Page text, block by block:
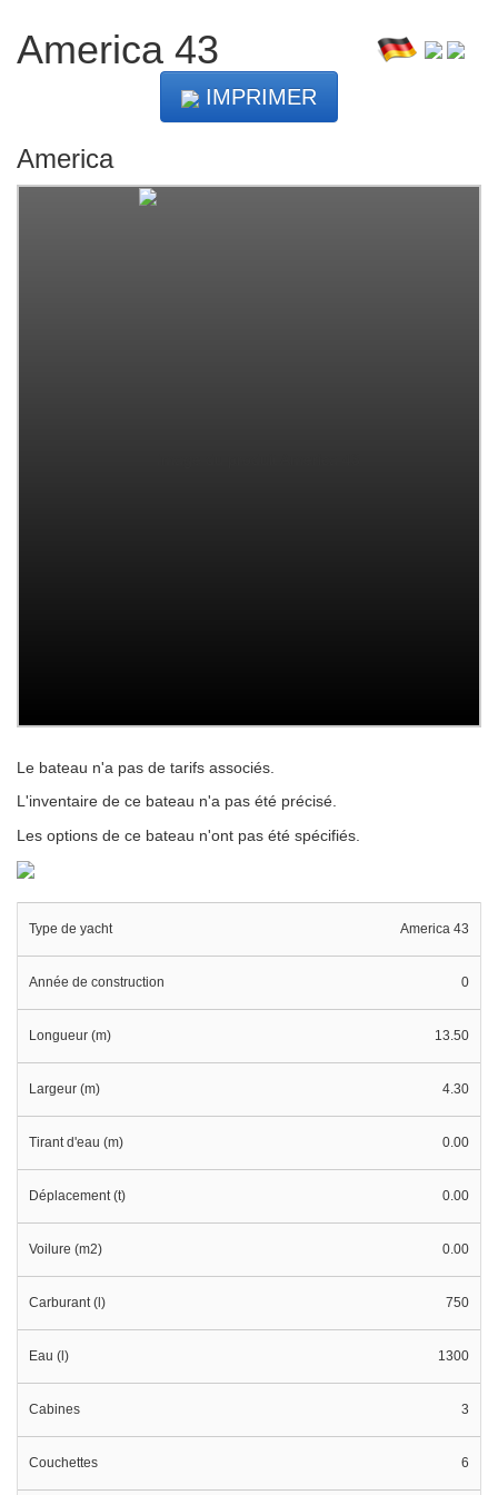
America 43
IMPRIMER
America
Le bateau n'a pas de tarifs associés.
L'inventaire de ce bateau n'a pas été précisé.
Les options de ce bateau n'ont pas été spécifiés.
Type de yacht America 43
Année de construction 0
Longueur (m) 13.50
Largeur (m) 4.30
Tirant d'eau (m) 0.00
Déplacement (t) 0.00
Voilure (m2) 0.00
Carburant (l) 750
Eau (l) 1300
Cabines 3
Couchettes 6